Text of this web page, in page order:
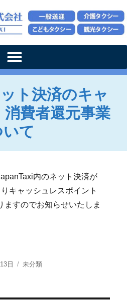
ト決済のキャ
費者還元事業
て
内のネット決済が
キャッシュレスポイント
ますのでお知らせいたしま
日 未分類